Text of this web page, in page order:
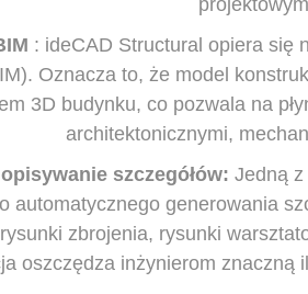
: ideCAD Structural opiera się
Oznacza to, że model
3D budynku, co pozwala na
architektonicznymi,
szczegółów: Jedną
automatycznego generowania
zbrojenia, rysunki
oszczędza inżynierom znaczną